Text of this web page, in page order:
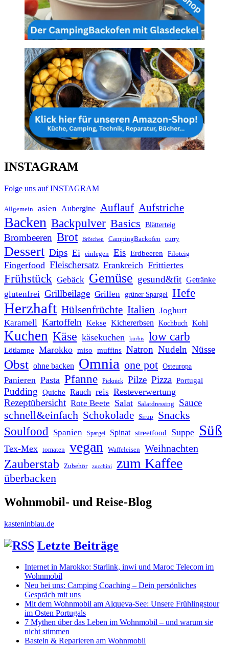
INSTAGRAM
Folge uns auf INSTAGRAM
Allgemein asien Aubergine Auflauf Aufstriche
Backen Backpulver Basics Blätterteig
Brombeeren Brot Brötchen CampingBackofen curry
Dessert Dips Ei einlegen Eis Erdbeeren Filoteig
Fingerfood Fleischersatz Frankreich Frittiertes
Frühstück Gebäck Gemüse gesund&fit Getränke
glutenfrei Grillbeilage Grillen grüner Spargel Hefe
Herzhaft Hülsenfrüchte Italien Joghurt
Karamell Kartoffeln Kekse Kichererbsen Kochbuch Kohl
Kuchen Käse käsekuchen kürbis low carb
Lötlampe Marokko miso muffins Natron Nudeln Nüsse
Obst ohne backen Omnia one pot Osteuropa
Panieren Pasta Pfanne Picknick Pilze Pizza Portugal
Pudding Quiche Rauch reis Resteverwertung
Rezeptübersicht Rote Beete Salat Salatdressing Sauce
schnell&einfach Schokolade Sirup Snacks
Soulfood Spanien Spargel Spinat streetfood Suppe Süß
Tex-Mex tomaten vegan Waffeleisen Weihnachten
Zauberstab Zubehör zucchini zum Kaffee
überbacken
Wohnmobil- und Reise-Blog
kasteninblau.de
Letzte Beiträge
Internet in Marokko: Starlink, inwi und Maroc Telecom im
Wohnmobil
Neu bei uns: Camping Coaching – Dein persönliches
Gespräch mit uns
Mit dem Wohnmobil am Alqueva-See: Unsere Frühlingstour
im Osten Portugals
7 Mythen über das Leben im Wohnmobil – und warum sie
nicht stimmen
Basteln & Reparieren am Wohnmobil